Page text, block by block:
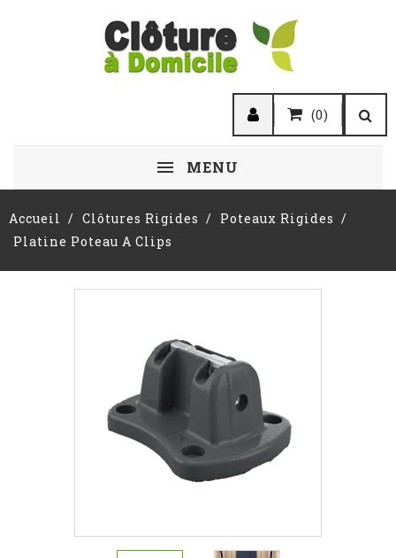
(0)
MENU
Accueil Clôtures Rigides
Poteaux Rigides
Platine Poteau A Clips